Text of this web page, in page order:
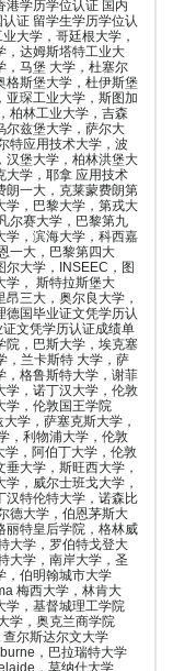
港学历学位认证 国内
证 留学生学历学位认
大学，哥廷根大学，
，达姆斯塔特工业大
，马堡 大学，杜塞尔
格斯堡大学，杜伊斯堡
亚琛工业大学，斯图加
柏林工业大学，吉森
尔兹堡大学，萨尔大
特应用技术大学，波
汉堡大学，柏林洪堡大
大学，耶拿 应用技术
朗一大，克莱蒙费朗第
学，巴黎大学，第戎大
尔赛大学，巴黎第九
学，滨海大学，科西嘉
一大，巴黎第四大
尔大学，INSEEC，图
学， 斯特拉斯堡大
三大，奥尔良大学，
德国毕业证文凭学历认
文凭学历认证成绩单
院，巴斯大学，埃克塞
，兰卡斯特 大学，萨
，格鲁斯特大学，谢菲
学，诺丁汉大学，伦敦
学，伦敦国王学院
学，萨塞克斯大学，
，利物浦大学，伦敦
学，阿伯丁大学，伦敦
大学，斯旺西大学，
，威尔士班戈大学，
汉特伦特大学，诺森比
德大学，伯恩茅斯大
丽特皇后学院，格林威
大学，罗伯特戈登大
大学，南岸大学，圣
，伯明翰城市大学
梅西大学，林肯大
学，基督城理工学院
学，奥克兰商学院
尔斯达尔文大学
，巴拉瑞特大学